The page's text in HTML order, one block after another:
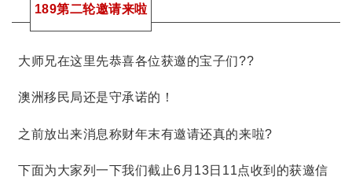
189第二轮邀请来啦
大师兄在这里先恭喜各位获邀的宝子们??
澳洲移民局还是守承诺的！
之前放出来消息称财年末有邀请还真的来啦?
下面为大家列一下我们截止6月13日11点收到的获邀信